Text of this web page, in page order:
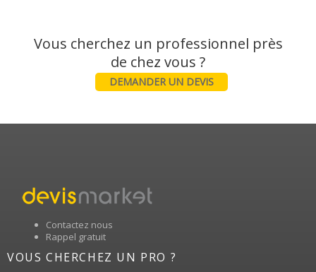
Vous cherchez un professionnel près
DEMANDER UN DEVIS
Contactez nous
Rappel gratuit
VOUS CHERCHEZ UN PRO ?